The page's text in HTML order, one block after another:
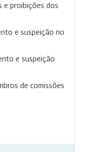
e proibições dos
e suspeição no
e suspeição
de comissões